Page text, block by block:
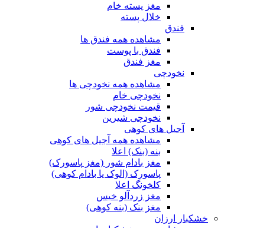
مغز پسته خام
خلال پسته
فندق
مشاهده همه فندق ها
فندق با پوست
مغز فندق
نخودچی
مشاهده همه نخودچی ها
نخودچی خام
قیمت نخودچی شور
نخودچی شیرین
آجیل های کوهی
مشاهده همه آجیل های کوهی
بنه (بنک) اعلا
مغز بادام شور (مغز پاسورک)
پاسورک (الوک یا بادام کوهی)
کلخونگ اعلا
مغز زردآلو خیس
مغز بنک (بنه کوهی)
خشکبار ارزان